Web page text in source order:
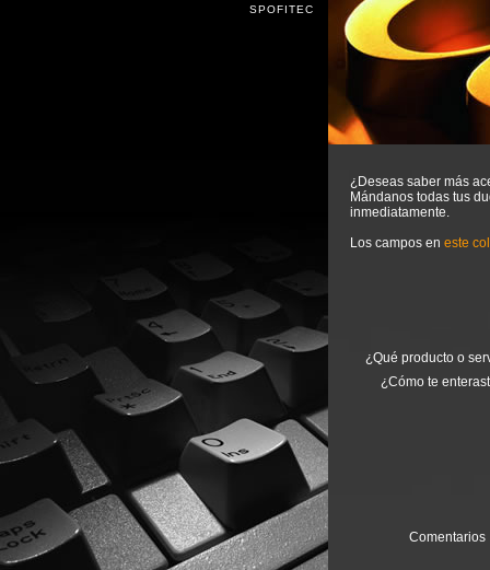
SPOFITEC
¿Deseas saber más
Mándanos todas tus
inmediatamente.
Los campos en este
¿Qué producto o
¿Cómo te